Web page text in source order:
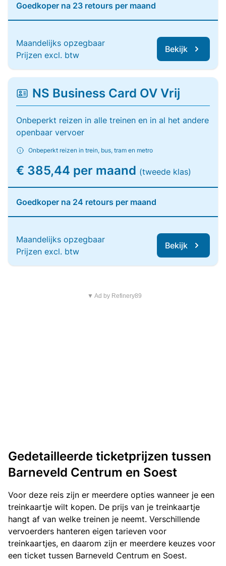
Goedkoper na 23 retours per maand
Maandelijks opzegbaar
Prijzen excl. btw
Bekijk
NS Business Card OV Vrij
Onbeperkt reizen in alle treinen en in al het andere
openbaar vervoer
Onbeperkt reizen in trein, bus, tram en metro
€ 385,44 per maand (tweede klas)
Goedkoper na 24 retours per maand
Maandelijks opzegbaar
Prijzen excl. btw
Bekijk
▼ Ad by Refinery89
Gedetailleerde ticketprijzen tussen
Barneveld Centrum en Soest
Voor deze reis zijn er meerdere opties wanneer je een
treinkaartje wilt kopen. De prijs van je treinkaartje
hangt af van welke treinen je neemt. Verschillende
vervoerders hanteren eigen tarieven voor
treinkaartjes, en daarom zijn er meerdere keuzes voor
een ticket tussen Barneveld Centrum en Soest.